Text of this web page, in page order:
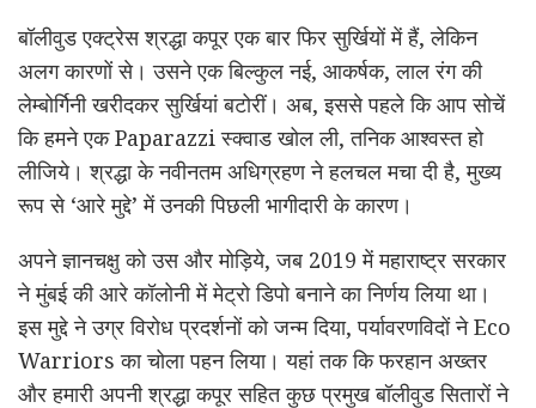
बॉलीवुड एक्ट्रेस श्रद्धा कपूर एक बार फिर सुर्खियों में हैं, लेकिन
अलग कारणों से। उसने एक बिल्कुल नई, आकर्षक, लाल रंग की
लेम्बोर्गिनी खरीदकर सुर्खियां बटोरीं। अब, इससे पहले कि आप सोचें
कि हमने एक Paparazzi स्क्वाड खोल ली, तनिक आश्वस्त हो
लीजिये। श्रद्धा के नवीनतम अधिग्रहण ने हलचल मचा दी है, मुख्य
रूप से ‘आरे मुद्दे’ में उनकी पिछली भागीदारी के कारण।
अपने ज्ञानचक्षु को उस और मोड़िये, जब 2019 में महाराष्ट्र सरकार
ने मुंबई की आरे कॉलोनी में मेट्रो डिपो बनाने का निर्णय लिया था।
इस मुद्दे ने उग्र विरोध प्रदर्शनों को जन्म दिया, पर्यावरणविदों ने Eco
Warriors का चोला पहन लिया। यहां तक कि फरहान अख्तर
और हमारी अपनी श्रद्धा कपूर सहित कुछ प्रमुख बॉलीवुड सितारों ने